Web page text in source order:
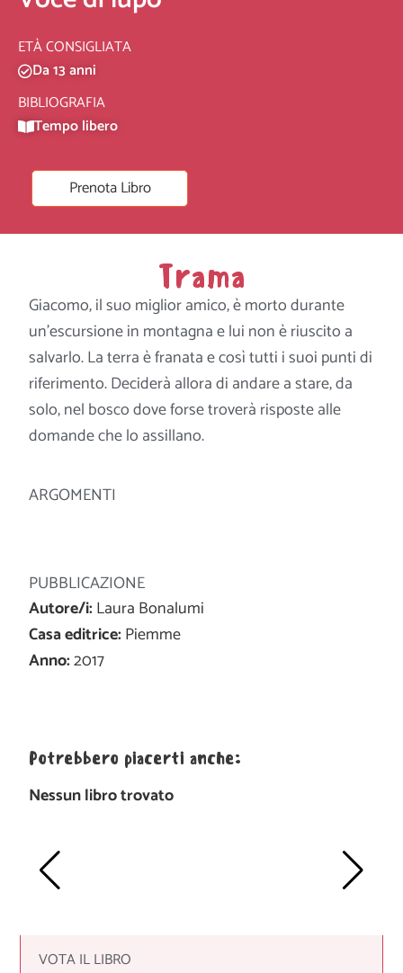
ETÀ CONSIGLIATA
Da 13 anni
BIBLIOGRAFIA
Tempo libero
Prenota Libro
PUBBLICAZIONE
Autore/i:Laura Bonalumi
Casa editrice:Piemme
Anno:2017
Trama
Giacomo, il suo miglior amico, è morto durante
un’escursione in montagna e lui non è riuscito a
salvarlo. La terra è franata e così tutti i suoi punti di
riferimento. Deciderà allora di andare a stare, da
solo, nel bosco dove forse troverà risposte alle
domande che lo assillano.
ARGOMENTI
Potrebbero piacerti anche:
Nessun libro trovato
VOTA IL LIBRO